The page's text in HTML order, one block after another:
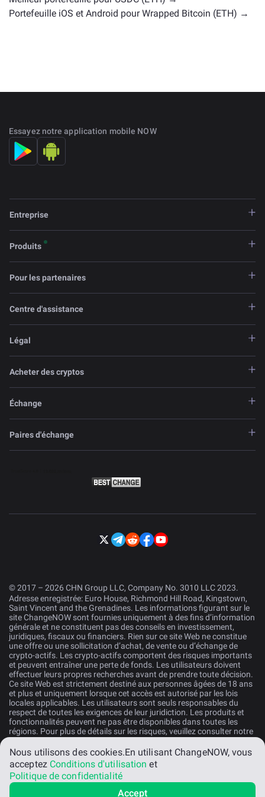
Portefeuille iOS et Android pour Wrapped Bitcoin (ETH) →
Essayez notre application mobile NOW
Entreprise
Produits
Pour les partenaires
Centre d'assistance
Légal
Acheter des cryptos
Échange
Paires d'échange
© 2017 – 2026 CHN Group LLC, Company No. 3010 LLC 2023.
Adresse enregistrée: Euro House, Richmond Hill Road, Kingstown,
Saint Vincent and the Grenadines. Les informations figurant sur le
site ChangeNOW sont fournies uniquement à des fins d’information
générale et ne constituent pas des conseils en investissement,
juridiques, fiscaux ou financiers. Rien sur ce site Web ne constitue
une offre ou une sollicitation d’achat, de vente ou d’échange de
crypto-actifs. Les crypto-actifs comportent des risques importants
et peuvent entraîner une perte de fonds. Les utilisateurs doivent
effectuer leurs propres recherches avant de prendre toute décision.
Ce site Web est strictement destiné aux personnes âgées de 18 ans
et plus et uniquement lorsque cet accès est autorisé par les lois
locales applicables. Les utilisateurs sont seuls responsables du
respect de toutes les exigences de leur juridiction. Les produits et
fonctionnalités peuvent ne pas être disponibles dans toutes les
régions. Pour plus de détails sur les risques, veuillez consulter notre
Français
Nous utilisons des cookies.En utilisant ChangeNOW, vous
acceptez Conditions d'utilisation et
Politique de confidentialité
Accept